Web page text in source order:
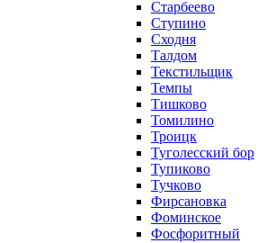
Старбеево
Ступино
Сходня
Талдом
Текстильщик
Темпы
Тишково
Томилино
Троицк
Туголесский бор
Тупиково
Тучково
Фирсановка
Фоминское
Фосфоритный